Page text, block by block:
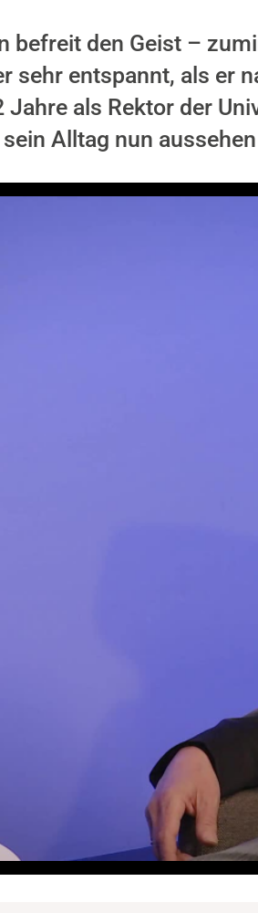
befreit den Geist –
sehr entspannt, als er
Jahre als Rektor der
Alltag nun